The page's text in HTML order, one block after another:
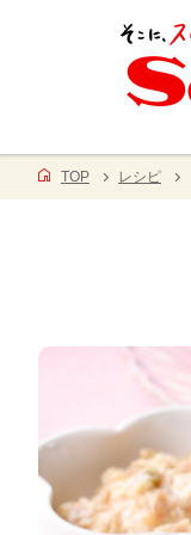
TOP レシピ